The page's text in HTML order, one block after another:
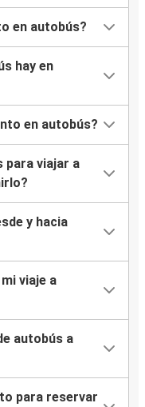
en autobús?
hay en
en autobús?
para viajar a
y hacia
viaje a
autobús a
para reservar